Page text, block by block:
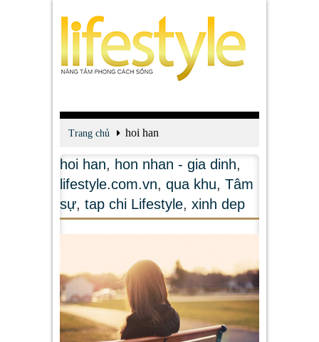
Trang chủ hoi han
hoi han, hon nhan - gia dinh,
lifestyle.com.vn, qua khu, Tâm
sự, tap chi Lifestyle, xinh dep